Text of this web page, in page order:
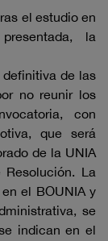
el estudio en
la
definitiva de las
no reunir los
con
que será
de la UNIA
Resolución. La
el BOUNIA y
se
indican en el